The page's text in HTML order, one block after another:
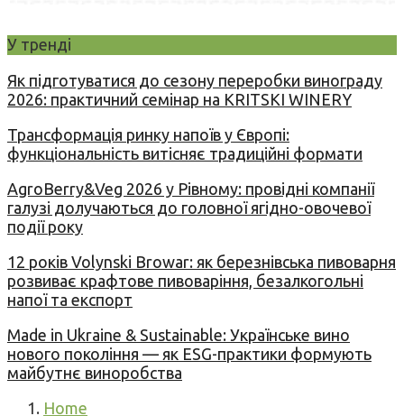
У тренді
Як підготуватися до сезону переробки винограду
2026: практичний семінар на KRITSKI WINERY
Трансформація ринку напоїв у Європі:
функціональність витісняє традиційні формати
AgroBerry&Veg 2026 у Рівному: провідні компанії
галузі долучаються до головної ягідно-овочевої
події року
12 років Volynski Browar: як березнівська пивоварня
розвиває крафтове пивоваріння, безалкогольні
напої та експорт
Made in Ukraine & Sustainable: Українське вино
нового покоління — як ESG-практики формують
майбутнє виноробства
Home